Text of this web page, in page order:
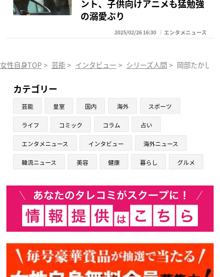
ント、子供向けアニメも猛勉強
の溺愛ぶり
2025/02/26 16:30 エンタメニュース
女性自身TOP > 芸能 > インタビュー > シリーズ人間 > 岡部たかし
カテゴリー
芸能 皇室 国内 海外 スポーツ
ライフ コミック コラム 占い
エンタメニュース インタビュー 海外ニュース
韓流ニュース 美容 健康 暮らし グルメ